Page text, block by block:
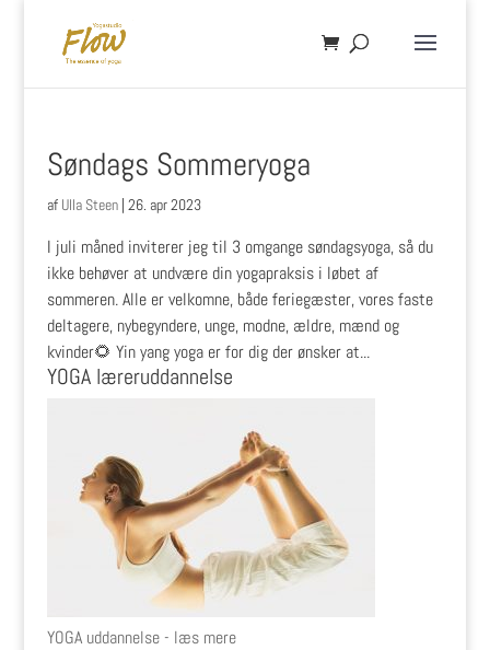
Søndags Sommeryoga
af Ulla Steen| 26. apr 2023
I juli måned inviterer jeg til 3 omgange søndagsyoga, så du
ikke behøver at undvære din yogapraksis i løbet af
sommeren. Alle er velkomne, både feriegæster, vores faste
deltagere, nybegyndere, unge, modne, ældre, mænd og
kvinder🌻 Yin yang yoga er for dig der ønsker at...
YOGA læreruddannelse
YOGA uddannelse - læs mere